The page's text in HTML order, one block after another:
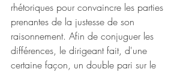
rhétoriques pour convaincre les parties
prenantes de la justesse de son
raisonnement. Afin de conjuguer les
différences, le dirigeant fait, d'une
certaine façon, un double pari sur le